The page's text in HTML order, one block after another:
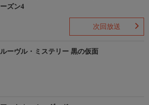
ーズン4
次回放送
ルーヴル・ミステリー 黒の仮面